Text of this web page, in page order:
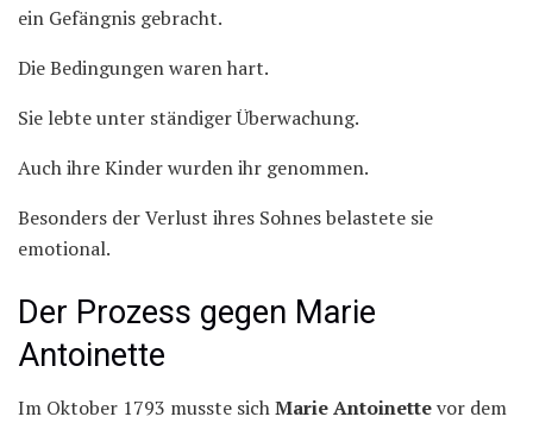
ein Gefängnis gebracht.
Die Bedingungen waren hart.
Sie lebte unter ständiger Überwachung.
Auch ihre Kinder wurden ihr genommen.
Besonders der Verlust ihres Sohnes belastete sie
emotional.
Der Prozess gegen Marie
Antoinette
Im Oktober 1793 musste sichMarie Antoinettevor dem